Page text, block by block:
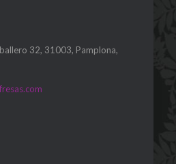
32, 31003, Pamplona,